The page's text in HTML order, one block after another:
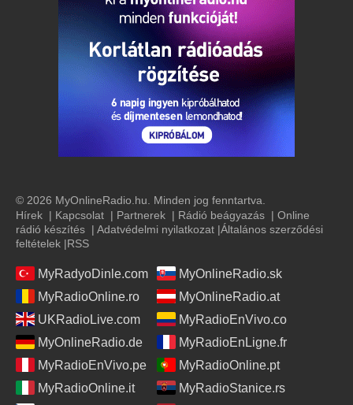
© 2026 MyOnlineRadio.hu. Minden jog fenntartva.
Hírek | Kapcsolat | Partnerek | Rádió beágyazás | Online
rádió készítés | Adatvédelmi nyilatkozat |Általános szerződési
feltételek |RSS
MyRadyoDinle.com
MyOnlineRadio.sk
MyRadioOnline.ro
MyOnlineRadio.at
UKRadioLive.com
MyRadioEnVivo.co
MyOnlineRadio.de
MyRadioEnLigne.fr
MyRadioEnVivo.pe
MyRadioOnline.pt
MyRadioOnline.it
MyRadioStanice.rs